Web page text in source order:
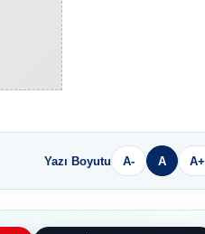
Yazı Boyutu A- A A+